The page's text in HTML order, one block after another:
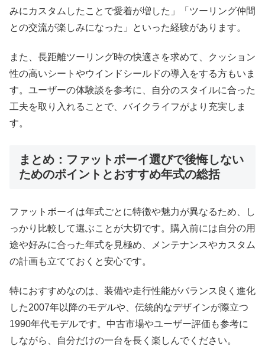
みにカスタムしたことで愛着が増した」「ツーリング仲間
との交流が楽しみになった」といった経験があります。
また、長距離ツーリング時の快適さを求めて、クッション
性の高いシートやウインドシールドの導入をする方もいま
す。ユーザーの体験談を参考に、自分のスタイルに合った
工夫を取り入れることで、バイクライフがより充実しま
す。
まとめ：ファットボーイ選びで後悔しない
ためのポイントとおすすめ年式の総括
ファットボーイは年式ごとに特徴や魅力が異なるため、し
っかり比較して選ぶことが大切です。購入前には自分の用
途や好みに合った年式を見極め、メンテナンスやカスタム
の計画も立てておくと安心です。
特におすすめなのは、装備や走行性能がバランス良く進化
した2007年以降のモデルや、伝統的なデザインが際立つ
1990年代モデルです。中古市場やユーザー評価も参考に
しながら、自分だけの一台を長く楽しんでください。